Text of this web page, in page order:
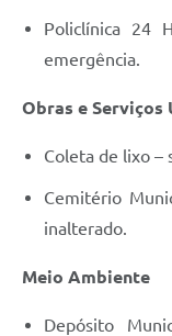
Policlínica 24
emergência.
Obras e Serviços
Coleta de lixo –
Cemitério
inalterado.
Meio Ambiente
Depósito